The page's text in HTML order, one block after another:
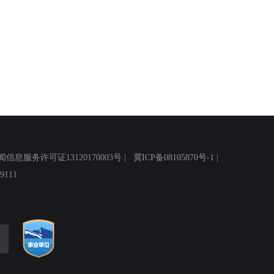
息服务许可证13120170003号 | 冀ICP备08105870号-1